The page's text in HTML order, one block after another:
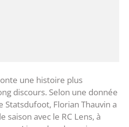
une histoire plus
discours. Selon une donnée
Florian Thauvin a
saison avec le RC Lens, à